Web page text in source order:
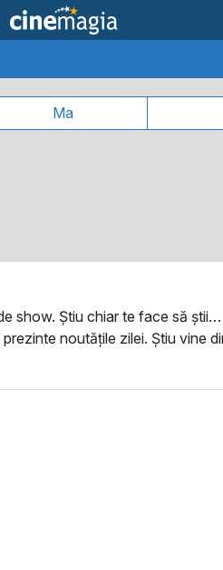
Ma
show. Știu chiar te face să
noutățile zilei. Știu vine